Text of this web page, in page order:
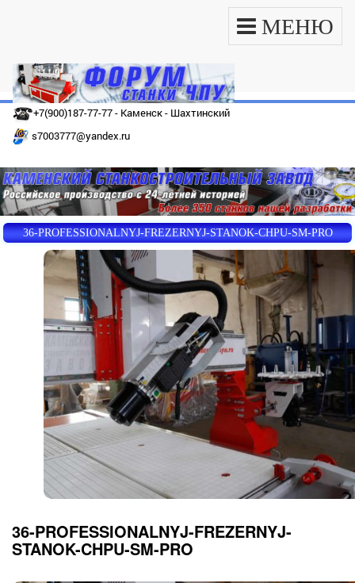
МЕНЮ
+7(900)187-77-77 - Каменск - Шахтинский
s7003777@yandex.ru
36-PROFESSIONALNYJ-FREZERNYJ-STANOK-CHPU-SM-PRO
36-PROFESSIONALNYJ-FREZERNYJ-
STANOK-CHPU-SM-PRO